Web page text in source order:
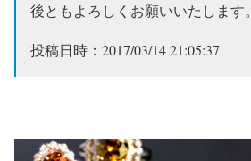
後ともよろしくお願いいたします。
投稿日時：2017/03/14 21:05:37